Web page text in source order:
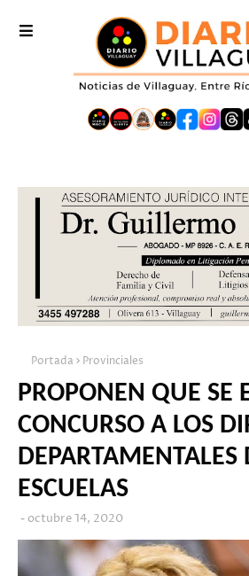
Portada Provinciales
PROPONEN QUE SE
CONCURSO A LOS
DEPARTAMENTALES
ESCUELAS
octubre 14, 2020